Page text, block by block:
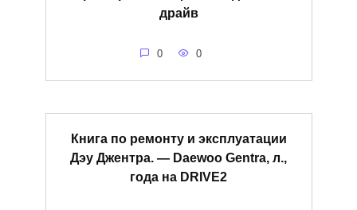
драйв
0 0
Книга по ремонту и эксплуатации
Дэу Джентра. — Daewoo Gentra, л.,
года на DRIVE2